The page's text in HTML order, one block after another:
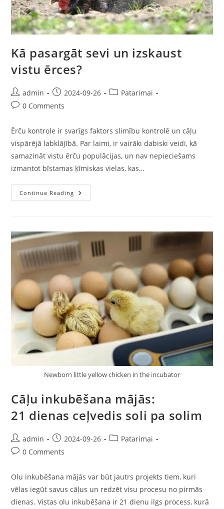
Kā pasargāt sevi un izskaust
vistu ērces?
admin 2024-09-26
Patarimai
0 Comments
Ērču kontrole ir svarīgs faktors slimību kontrolē un cāļu
vispārējā labklājībā. Par laimi, ir vairāki dabiski veidi, kā
samazināt vistu ērču populācijas, un nav nepieciešams
izmantot bīstamas ķīmiskas vielas, kas…
Continue Reading
Newborn little yellow chicken in the incubator
Cāļu inkubēšana mājās:
21 dienas ceļvedis soli pa solim
admin 2024-09-26
Patarimai
0 Comments
Olu inkubēšana mājās var būt jautrs projekts tiem, kuri
vēlas iegūt savus cāļus un redzēt visu procesu no pirmās
dienas. Vistas olu inkubēšana ir 21 dienu ilgs process, kurā